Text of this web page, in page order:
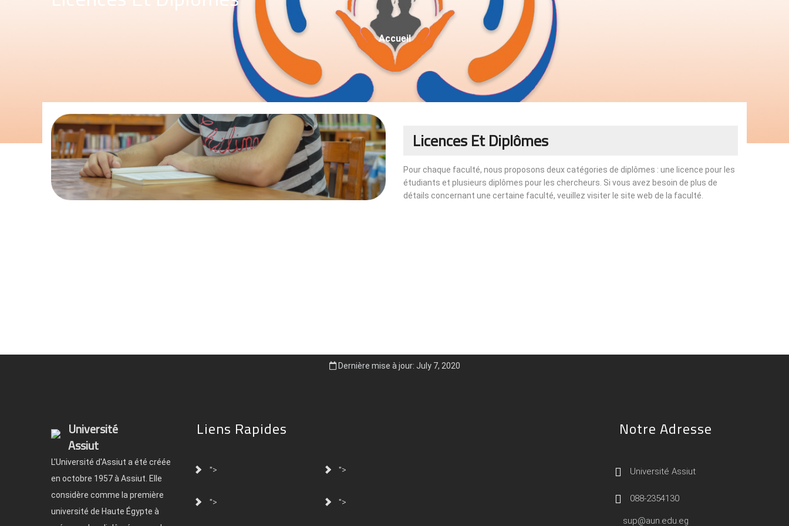
Fil
D'Ariane
Accueil
Licences Et Diplômes
Pour chaque faculté, nous proposons deux catégories de diplômes : une licence pour les
étudiants et plusieurs diplômes pour les chercheurs. Si vous avez besoin de plus de
détails concernant une certaine faculté, veuillez visiter le site web de la faculté.
Dernière mise à jour: July 7, 2020
Université
Assiut
L'Université d'Assiut a été créée
en octobre 1957 à Assiut. Elle
considère comme la première
université de Haute Égypte à
Liens Rapides
"> ">
"> ">
Notre Adresse
Université Assiut
088-2354130
sup@aun.edu.eg